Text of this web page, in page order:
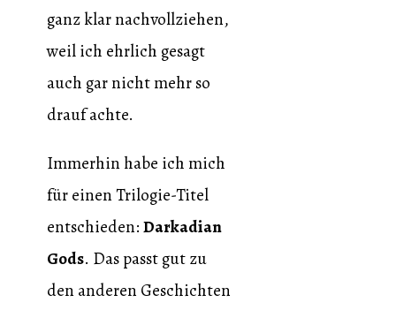
ganz klar nachvollziehen,
weil ich ehrlich gesagt
auch gar nicht mehr so
drauf achte.
Immerhin habe ich mich
für einen Trilogie-Titel
entschieden:Darkadian
Gods. Das passt gut zu
den anderen Geschichten